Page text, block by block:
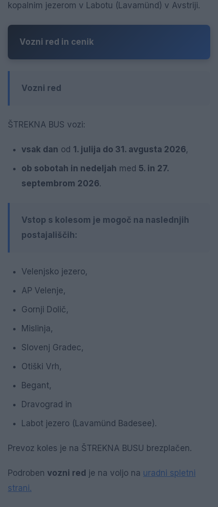
kopalnim jezerom v Labotu (Lavamünd) v Avstriji.
Vozni red in cenik
Vozni red
ŠTREKNA BUS vozi:
vsak dan od 1. julija do 31. avgusta 2026,
ob sobotah in nedeljah med 5. in 27.
septembrom 2026.
Vstop s kolesom je mogoč na naslednjih
postajališčih:
Velenjsko jezero,
AP Velenje,
Gornji Dolič,
Mislinja,
Slovenj Gradec,
Otiški Vrh,
Begant,
Dravograd in
Labot jezero (Lavamünd Badesee).
Prevoz koles je na ŠTREKNA BUSU brezplačen.
Podroben vozni red je na voljo na uradni spletni
strani.